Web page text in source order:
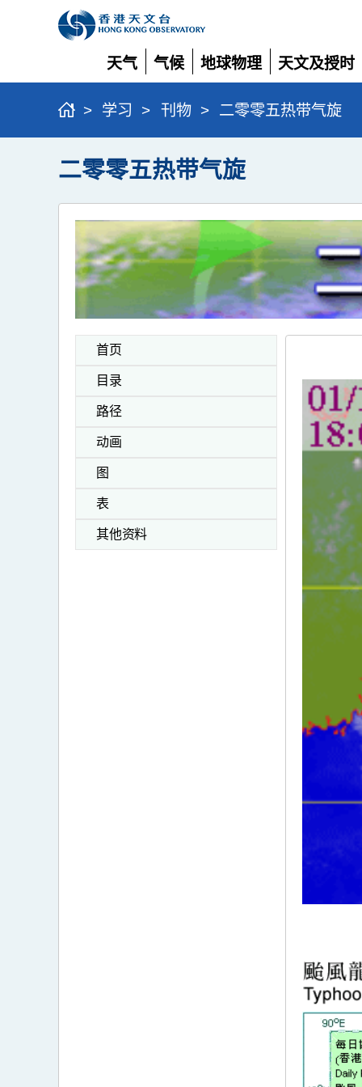
天气
展
开
气候
展
开
地球物理
展
开
天文及授时
展
开
> 学习 > 刊物 > 二零零五热带气旋
二零零五热带气旋
首页
目录
路径
动画
图
表
其他资料